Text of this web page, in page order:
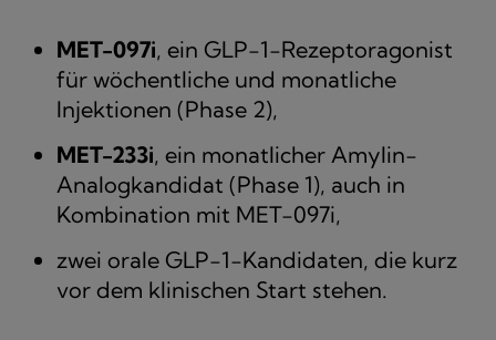
MET-097i, ein GLP-1-Rezeptoragonist
für wöchentliche und monatliche
Injektionen (Phase 2),
MET-233i, ein monatlicher Amylin-
Analogkandidat (Phase 1), auch in
Kombination mit MET-097i,
zwei orale GLP-1-Kandidaten, die kurz
vor dem klinischen Start stehen.